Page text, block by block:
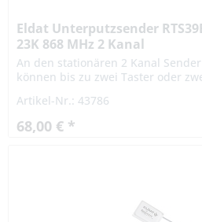
Eldat Unterputzsender
23K 868 MHz 2 Kanal
An den stationären 2 Kanal Sender
können bis zu zwei Taster oder
handelsübliche 230V-Taster oder
Schalter...
Artikel-Nr.: 43786
68,00 € *